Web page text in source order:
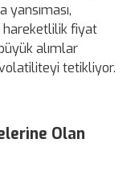
yansıması,
hareketlilik fiyat
alımlar
tetikliyor.
Olan